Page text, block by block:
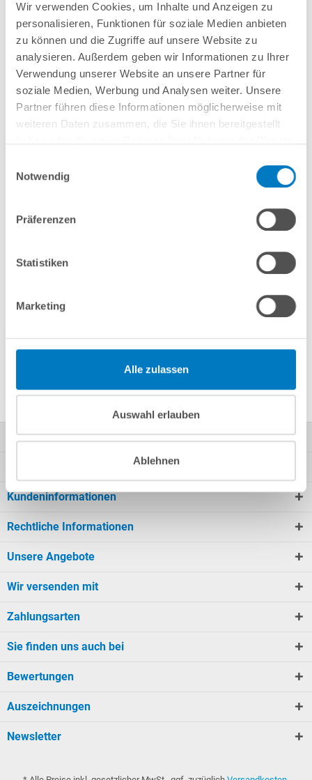
Wir verwenden Cookies, um Inhalte und Anzeigen zu
personalisieren, Funktionen für soziale Medien anbieten
zu können und die Zugriffe auf unsere Website zu
analysieren. Außerdem geben wir Informationen zu Ihrer
Verwendung unserer Website an unsere Partner für
soziale Medien, Werbung und Analysen weiter. Unsere
Partner führen diese Informationen möglicherweise mit
weiteren Daten zusammen, die Sie ihnen bereitgestellt
Notwendig
Präferenzen
Statistiken
Marketing
Alle zulassen
Auswahl erlauben
Ablehnen
8 Stück (1,00 € * / 1 Stück)
inkl. gesetzlicher MwSt.zzgl. Versandkosten; ab 99,- frachtfrei
Lieferung in ca. 1-3 Arbeitstagen
Mittel zur Beseitigung von Trübungen, für kristallklares Wasser. Inhalt: 8
Flockkartuschen à 125 g.
Anfrageformular
Produktbeschreibung
Kontakt
Kundeninformationen
Rechtliche Informationen
Unsere Angebote
Wir versenden mit
Zahlungsarten
Sie finden uns auch bei
Bewertungen
Auszeichnungen
Newsletter